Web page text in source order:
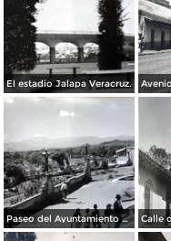
El estadio Jalapa Veracruz.
Paseo del Ayuntamiento Jalapa Veracruz.